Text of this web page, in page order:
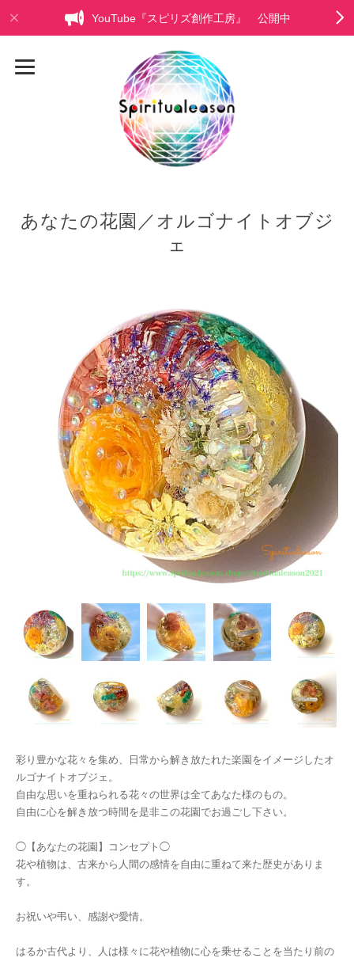
YouTube『スピリズ創作工房』 公開中
あなたの花園／オルゴナイトオブジ
ェ
彩り豊かな花々を集め、日常から解き放たれた楽園をイメージしたオ
ルゴナイトオブジェ。
自由な思いを重ねられる花々の世界は全てあなた様のもの。
自由に心を解き放つ時間を是非この花園でお過ごし下さい。
◯【あなたの花園】コンセプト◯
花や植物は、古来から人間の感情を自由に重ねて来た歴史がありま
す。
お祝いや弔い、感謝や愛情。
はるか古代より、人は様々に花や植物に心を乗せることを当たり前の